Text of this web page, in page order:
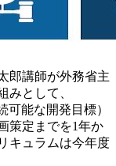
郎講師が外務省主
みとして、
可能な開発目標）
策定までを1年か
キュラムは今年度